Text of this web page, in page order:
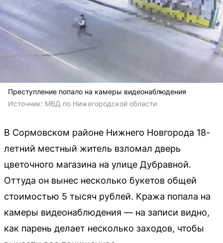
Преступление попало на камеры видеонаблюдения
Источник: МВД по Нижегородской области
В Сормовском районе Нижнего Новгорода 18-
летний местный житель взломал дверь
цветочного магазина на улице Дубравной.
Оттуда он вынес несколько букетов общей
стоимостью 5 тысяч рублей. Кража попала на
камеры видеонаблюдения — на записи видно,
как парень делает несколько заходов, чтобы